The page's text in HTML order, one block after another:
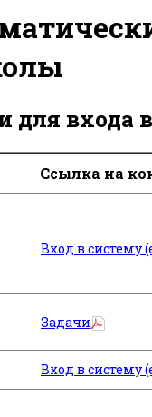
для
Ссылка на
Вход в систему
Задачи
Вход в систему